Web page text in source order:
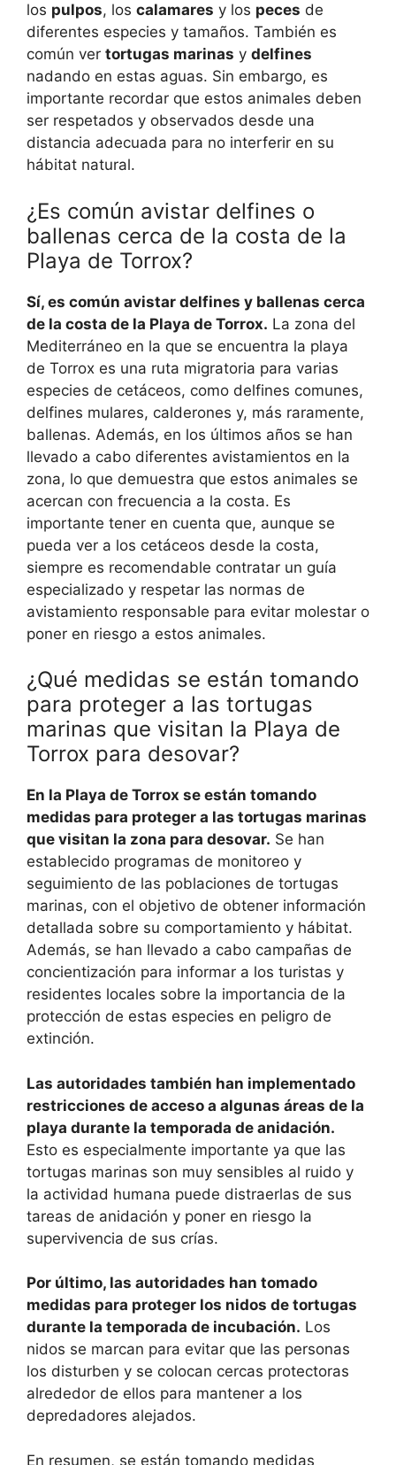
los pulpos, los calamares y los peces de
diferentes especies y tamaños. También es
común ver tortugas marinas y delfines
nadando en estas aguas. Sin embargo, es
importante recordar que estos animales deben
ser respetados y observados desde una
distancia adecuada para no interferir en su
hábitat natural.
¿Es común avistar delfines o
ballenas cerca de la costa de la
Playa de Torrox?
Sí, es común avistar delfines y ballenas cerca
de la costa de la Playa de Torrox. La zona del
Mediterráneo en la que se encuentra la playa
de Torrox es una ruta migratoria para varias
especies de cetáceos, como delfines comunes,
delfines mulares, calderones y, más raramente,
ballenas. Además, en los últimos años se han
llevado a cabo diferentes avistamientos en la
zona, lo que demuestra que estos animales se
acercan con frecuencia a la costa. Es
importante tener en cuenta que, aunque se
pueda ver a los cetáceos desde la costa,
siempre es recomendable contratar un guía
especializado y respetar las normas de
avistamiento responsable para evitar molestar o
poner en riesgo a estos animales.
¿Qué medidas se están tomando
para proteger a las tortugas
marinas que visitan la Playa de
Torrox para desovar?
En la Playa de Torrox se están tomando
medidas para proteger a las tortugas marinas
que visitan la zona para desovar. Se han
establecido programas de monitoreo y
seguimiento de las poblaciones de tortugas
marinas, con el objetivo de obtener información
detallada sobre su comportamiento y hábitat.
Además, se han llevado a cabo campañas de
concientización para informar a los turistas y
residentes locales sobre la importancia de la
protección de estas especies en peligro de
extinción.
Las autoridades también han implementado
restricciones de acceso a algunas áreas de la
playa durante la temporada de anidación.
Esto es especialmente importante ya que las
tortugas marinas son muy sensibles al ruido y
la actividad humana puede distraerlas de sus
tareas de anidación y poner en riesgo la
supervivencia de sus crías.
Por último, las autoridades han tomado
medidas para proteger los nidos de tortugas
durante la temporada de incubación. Los
nidos se marcan para evitar que las personas
los disturben y se colocan cercas protectoras
alrededor de ellos para mantener a los
depredadores alejados.
En resumen, se están tomando medidas